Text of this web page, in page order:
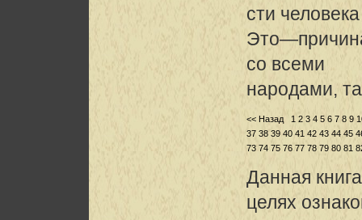
сти
со всеми
народами,
<< Назад 1 2 3 4 5 6 7 8 9
37 38 39 40 41 42 43 44 45
73 74 75 76 77 78 79 80 81
Данная
целях